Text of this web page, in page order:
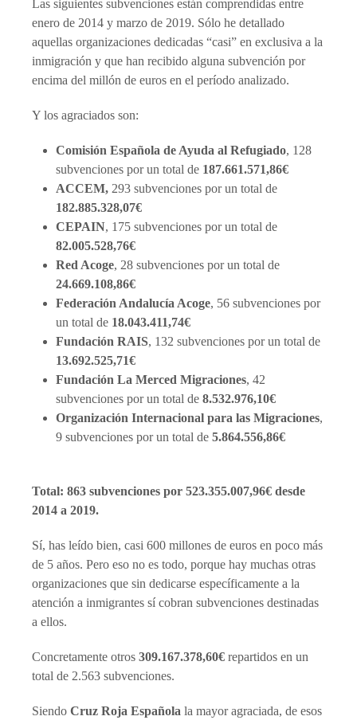
Las siguientes subvenciones están comprendidas entre
enero de 2014 y marzo de 2019. Sólo he detallado
aquellas organizaciones dedicadas “casi” en exclusiva a la
inmigración y que han recibido alguna subvención por
encima del millón de euros en el período analizado.
Y los agraciados son:
Comisión Española de Ayuda al Refugiado, 128
subvenciones por un total de 187.661.571,86€
ACCEM, 293 subvenciones por un total de
182.885.328,07€
CEPAIN, 175 subvenciones por un total de
82.005.528,76€
Red Acoge, 28 subvenciones por un total de
24.669.108,86€
Federación Andalucía Acoge, 56 subvenciones por
un total de 18.043.411,74€
Fundación RAIS, 132 subvenciones por un total de
13.692.525,71€
Fundación La Merced Migraciones, 42
subvenciones por un total de 8.532.976,10€
Organización Internacional para las Migraciones,
9 subvenciones por un total de 5.864.556,86€
Total: 863 subvenciones por 523.355.007,96€ desde
2014 a 2019.
Sí, has leído bien, casi 600 millones de euros en poco más
de 5 años. Pero eso no es todo, porque hay muchas otras
organizaciones que sin dedicarse específicamente a la
atención a inmigrantes sí cobran subvenciones destinadas
a ellos.
Concretamente otros 309.167.378,60€ repartidos en un
total de 2.563 subvenciones.
Siendo Cruz Roja Española la mayor agraciada, de esos